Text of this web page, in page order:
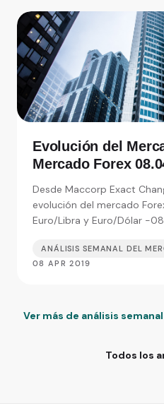
Evolución del
Mercado Forex
de moneda
Desde Maccorp Exact
evolución del mercado
Euro/Libra y Euro/Dólar -
ANÁLISIS SEMANAL DEL
08 APR 2019
Ver más de análisis
Todos los